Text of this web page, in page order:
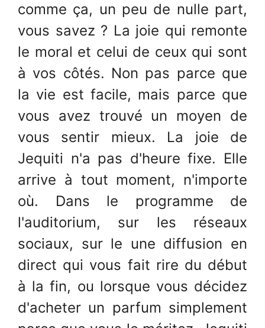
comme ça, un peu de nulle part,
vous savez ? La joie qui remonte
le moral et celui de ceux qui sont
à vos côtés. Non pas parce que
la vie est facile, mais parce que
vous avez trouvé un moyen de
vous sentir mieux. La joie de
Jequiti n'a pas d'heure fixe. Elle
arrive à tout moment, n'importe
où. Dans le programme de
l'auditorium, sur les réseaux
sociaux, sur le une diffusion en
direct qui vous fait rire du début
à la fin, ou lorsque vous décidez
d'acheter un parfum simplement